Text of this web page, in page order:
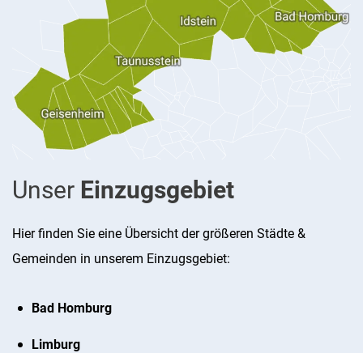
Unser Einzugsgebiet
Hier finden Sie eine Übersicht der größeren Städte &
Gemeinden in unserem Einzugsgebiet:
Bad Homburg
Limburg